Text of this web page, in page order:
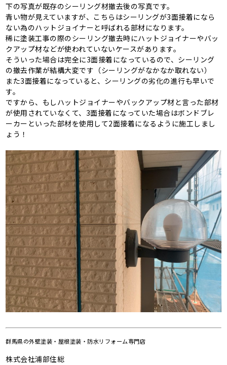
下の写真が既存のシーリング材撤去後の写真です。
青い物が見えていますが、こちらはシーリングが3面接着になら
ない為のハットジョイナーと呼ばれる部材になります。
稀に塗装工事の際のシーリング撤去時にハットジョイナーやバッ
クアップ材などが使われていないケースがあります。
そういった場合は完全に3面接着になっているので、シーリング
の撤去作業が結構大変です（シーリングがなかなか取れない）
また3面接着になっていると、シーリングの劣化の進行も早いで
す。
ですから、もしハットジョイナーやバックアップ材と言った部材
が使用されていなくて、3面接着になっていた場合はボンドブレ
ーカーといった部材を使用して2面接着になるように施工しまし
ょう！
群馬県の外壁塗装・屋根塗装・防水リフォーム専門店
株式会社浦部住総